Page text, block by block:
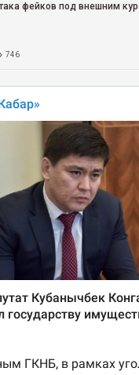
фейков под внешним
746